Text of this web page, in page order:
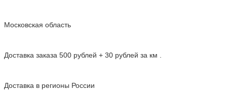
Московская область
Доставка заказа 500 рублей + 30 рублей за км .
Доставка в регионы России